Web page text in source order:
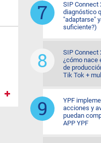
IN Jujuy
SIP Connect
diagnóstico
"adaptarse"
suficiente?)
SIP Connect
¿cómo nace
de
Tik Tok +
YPF
acciones y
puedan
APP YPF